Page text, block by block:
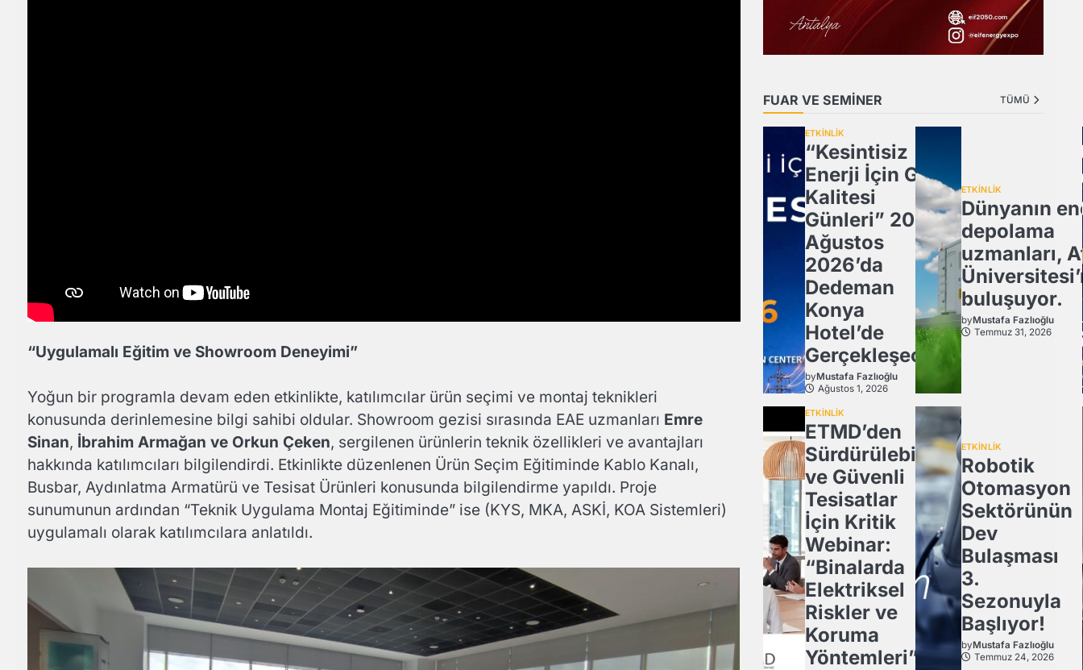
“Uygulamalı Eğitim ve Showroom Deneyimi”
Yoğun bir programla devam eden etkinlikte, katılımcılar ürün seçimi ve montaj teknikleri
konusunda derinlemesine bilgi sahibi oldular. Showroom gezisi sırasında EAE uzmanları Emre
Sinan, İbrahim Armağan ve Orkun Çeken, sergilenen ürünlerin teknik özellikleri ve avantajları
hakkında katılımcıları bilgilendirdi. Etkinlikte düzenlenen Ürün Seçim Eğitiminde Kablo Kanalı,
Busbar, Aydınlatma Armatürü ve Tesisat Ürünleri konusunda bilgilendirme yapıldı. Proje
sunumunun ardından “Teknik Uygulama Montaj Eğitiminde” ise (KYS, MKA, ASKİ, KOA Sistemleri)
uygulamalı olarak katılımcılara anlatıldı.
FUAR VE SEMİNER TÜMÜ
ETKİNLİK
“Kesintisiz
Enerji İçin Güç
Kalitesi
Günleri” 20
Ağustos
2026’da
Dedeman
Konya
Hotel’de
Gerçekleşecek
byMustafa Fazlıoğlu
Ağustos 1, 2026
ETKİNLİK
Dünyanın
depolama
uzmanları,
buluşuyor.
byMustafa Fazlıoğlu
Temmuz 31, 2026
ETKİNLİK
ETMD’den
Sürdürülebilir
ve Güvenli
Tesisatlar
İçin Kritik
Webinar:
“Binalarda
Elektriksel
Riskler ve
Koruma
Yöntemleri”
ETKİNLİK
Robotik
Otomasyon
Sektörünün
Dev
Bulaşması
3.
Sezonuyla
Başlıyor!
byMustafa Fazlıoğlu
Temmuz 24, 2026